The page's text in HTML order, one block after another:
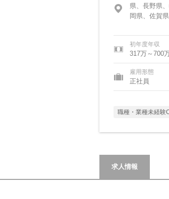
県、長野県
岡県、佐賀
初年度年収
317万～700
雇用形態
正社員
職種・業種未経験
求人情報